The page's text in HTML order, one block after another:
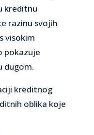
kreditnu
razinu svojih
visokim
pokazuje
dugom.
kreditnog
oblika koje